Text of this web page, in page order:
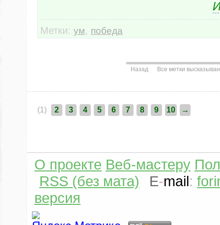
Метки: ум, победа
Назад Все метки
(1) 2 3 4 5 6 7 8 9 10 →
О проекте Веб-мастеру
RSS (без мата)
E-mail:
версия